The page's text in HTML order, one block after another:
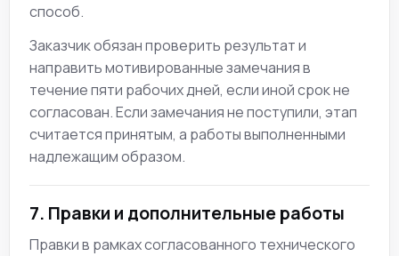
способ.
Заказчик обязан проверить результат и
направить мотивированные замечания в
течение пяти рабочих дней, если иной срок не
согласован. Если замечания не поступили, этап
считается принятым, а работы выполненными
надлежащим образом.
7. Правки и дополнительные работы
Правки в рамках согласованного технического